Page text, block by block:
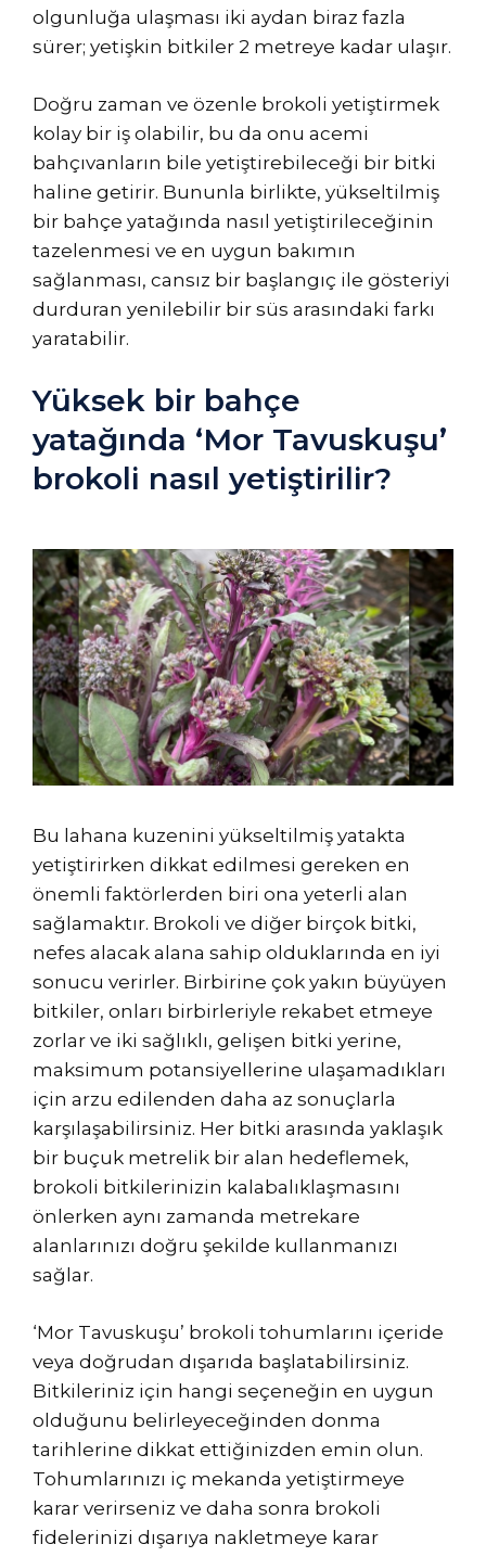
olgunluğa ulaşması iki aydan biraz fazla
sürer; yetişkin bitkiler 2 metreye kadar ulaşır.
Doğru zaman ve özenle brokoli yetiştirmek
kolay bir iş olabilir, bu da onu acemi
bahçıvanların bile yetiştirebileceği bir bitki
haline getirir. Bununla birlikte, yükseltilmiş
bir bahçe yatağında nasıl yetiştirileceğinin
tazelenmesi ve en uygun bakımın
sağlanması, cansız bir başlangıç ​​ile gösteriyi
durduran yenilebilir bir süs arasındaki farkı
yaratabilir.
Yüksek bir bahçe
yatağında ‘Mor Tavuskuşu’
brokoli nasıl yetiştirilir?
Bu lahana kuzenini yükseltilmiş yatakta
yetiştirirken dikkat edilmesi gereken en
önemli faktörlerden biri ona yeterli alan
sağlamaktır. Brokoli ve diğer birçok bitki,
nefes alacak alana sahip olduklarında en iyi
sonucu verirler. Birbirine çok yakın büyüyen
bitkiler, onları birbirleriyle rekabet etmeye
zorlar ve iki sağlıklı, gelişen bitki yerine,
maksimum potansiyellerine ulaşamadıkları
için arzu edilenden daha az sonuçlarla
karşılaşabilirsiniz. Her bitki arasında yaklaşık
bir buçuk metrelik bir alan hedeflemek,
brokoli bitkilerinizin kalabalıklaşmasını
önlerken aynı zamanda metrekare
alanlarınızı doğru şekilde kullanmanızı
sağlar.
‘Mor Tavuskuşu’ brokoli tohumlarını içeride
veya doğrudan dışarıda başlatabilirsiniz.
Bitkileriniz için hangi seçeneğin en uygun
olduğunu belirleyeceğinden donma
tarihlerine dikkat ettiğinizden emin olun.
Tohumlarınızı iç mekanda yetiştirmeye
karar verirseniz ve daha sonra brokoli
fidelerinizi dışarıya nakletmeye karar